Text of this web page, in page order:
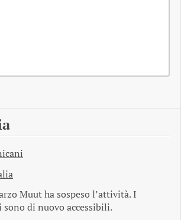
Muut ha sospeso l’attività. I
di nuovo accessibili.